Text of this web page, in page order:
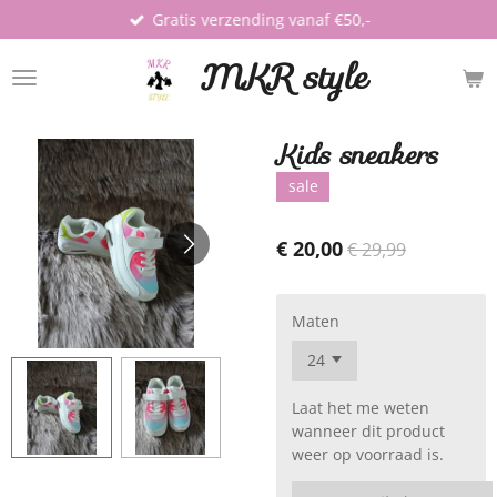
direct
naar
de
MKR style
Gratis verzending vanaf €50,-
Kids sneakers
sale
€ 20,00€ 29,99
Maten
Laat het me weten
wanneer dit product
weer op voorraad is.